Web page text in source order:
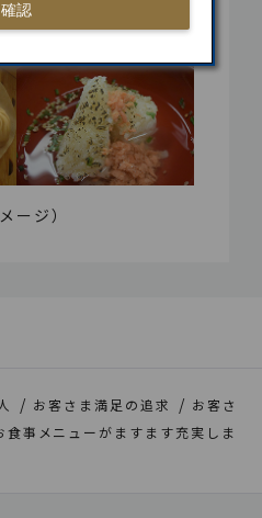
ージ）
人 お客さま満足の追求
お客さ
食事メニューがますます充実しま
確認